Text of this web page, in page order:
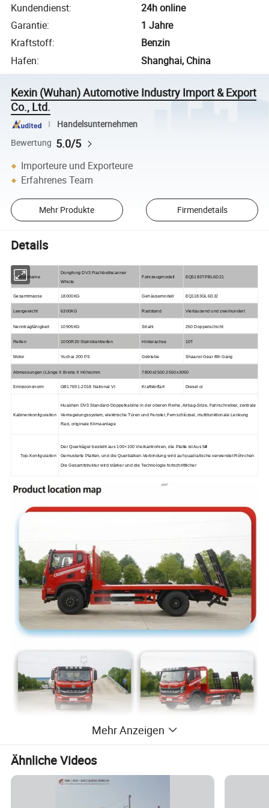
Kundendienst:
24h online
Garantie:
1 Jahre
Kraftstoff:
Benzin
Hafen: Shanghai, China
Kexin (Wuhan) Automotive Industry Import & Export
Co., Ltd.
Handelsunternehmen
Bewertung 5.0/5
Importeure und Exporteure
Erfahrenes Team
Mehr Produkte Firmendetails
Details
Produktname
Dongfong DV3 Flachbettscanner
Whicle
Fahrzeugmodell EQ5183TPBL6D21
Gesamtmasse 18000KG Gehäusemodell EQ1183GL6DJ2
Leergewicht 6300KG Radstand Viertausend und zweihundert
Nenntragfähigkeit 10905KG Strahl 250 Doppelschicht
Reifen 1000R20 Stahldrahtreifen Hinterachse 10T
Motor Yuchai 200 PS Getriebe Shaanxi Gear 8th Gang
Abmessungen (Länge X Breite X Höhe)mm 7800x2500.2550x3050
Emissionsnorm GB17691-2018 National VI Kraftstoffart Diesel oi
Kabinenkonfiguration
Huashen DV3 Standard-Doppelkabine in der oberen Reihe, Airbag-Sitze, Fahrschreiber, zentrale
Verriegelungssystem, elektrische Türen und Fenster, Fernschlüssel, multifunktionale Lenkung
Rad, originale Klimaanlage
Top-Konfiguration
Der Querträger besteht aus 100×100 Vierkantrohren, die Platte ist Aus 5#
Gemusterte Platten, und die Querbalken-Verbindung wird auf quadratische verwendet Röhrchen
Die Gesamtstruktur wird stärker und die Technologie fortschrittlicher
Mehr Anzeigen
Ähnliche Videos